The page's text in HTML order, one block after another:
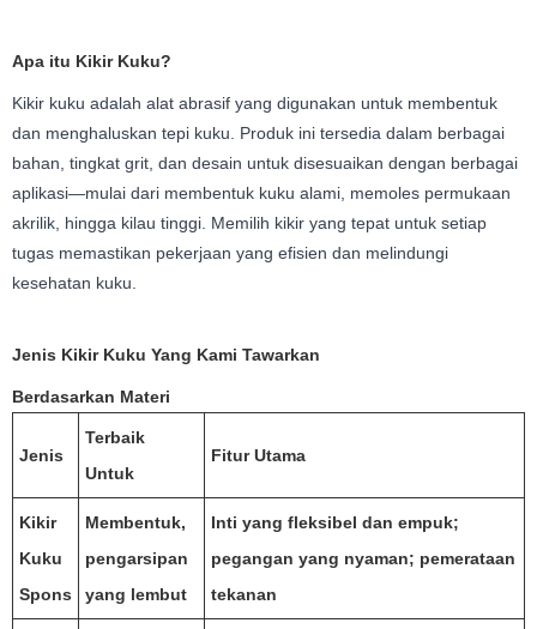
Apa itu Kikir Kuku?
Kikir kuku adalah alat abrasif yang digunakan untuk membentuk
dan menghaluskan tepi kuku. Produk ini tersedia dalam berbagai
bahan, tingkat grit, dan desain untuk disesuaikan dengan berbagai
aplikasi—mulai dari membentuk kuku alami, memoles permukaan
akrilik, hingga kilau tinggi. Memilih kikir yang tepat untuk setiap
tugas memastikan pekerjaan yang efisien dan melindungi
kesehatan kuku.
Jenis Kikir Kuku Yang Kami Tawarkan
Berdasarkan Materi
Jenis
Terbaik
Untuk
Fitur Utama
Kikir
Kuku
Spons
Membentuk,
pengarsipan
yang lembut
Inti yang fleksibel dan empuk;
pegangan yang nyaman; pemerataan
tekanan